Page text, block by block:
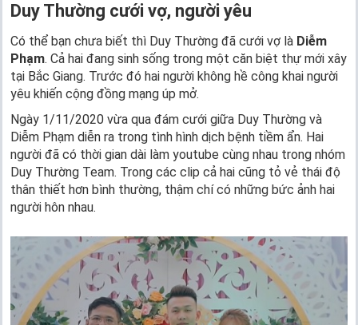
Duy Thường cưới vợ, người yêu
Có thể bạn chưa biết thì Duy Thường đã cưới vợ là Diễm
Phạm. Cả hai đang sinh sống trong một căn biệt thự mới xây
tại Bắc Giang. Trước đó hai người không hề công khai người
yêu khiến cộng đồng mạng úp mở.
Ngày 1/11/2020 vừa qua đám cưới giữa Duy Thường và
Diễm Phạm diễn ra trong tình hình dịch bệnh tiềm ẩn. Hai
người đã có thời gian dài làm youtube cùng nhau trong nhóm
Duy Thường Team. Trong các clip cả hai cũng tỏ vẻ thái độ
thân thiết hơn bình thường, thậm chí có những bức ảnh hai
người hôn nhau.